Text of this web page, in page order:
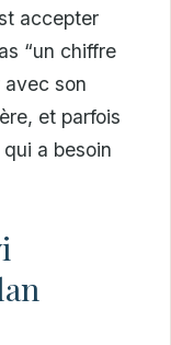
accepter
“un chiffre
avec son
et parfois
a besoin